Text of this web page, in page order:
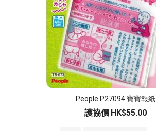
People P27094 寶寶報紙
護協價 HK$55.00